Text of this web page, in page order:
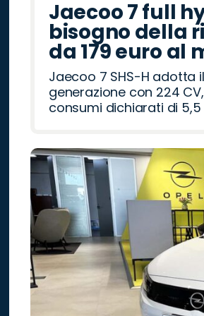
Jaecoo 7 full
bisogno della
da 179 euro al
Jaecoo 7 SHS-H adotta
generazione con 224
consumi dichiarati di 5,5